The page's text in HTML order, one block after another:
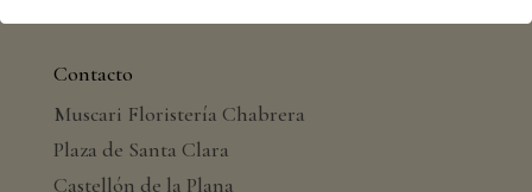
Contacto
Muscari Floristería Chabrera
Plaza de Santa Clara
Castellón de la Plana